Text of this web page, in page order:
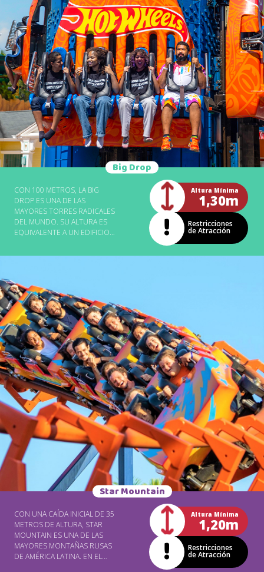
FUERZA DE LA GRAVEDAD.
Big Drop
CON 100 METROS, LA BIG
DROP ES UNA DE LAS
MAYORES TORRES RADICALES
DEL MUNDO. SU ALTURA ES
EQUIVALENTE A UN EDIFICIO
CAÍDA EL ASCENSOR LLEGA A
ATRACCIÓN PUEDEN, SIN
EMBARGO, QUEDARSE
TRANQUILOS: LA SEGURIDAD
DEL JUEGO ESTÁ
GARANTIZADA POR LA TUV
(ORGANIZACIÓN DE
VIGILANCIA TÉCNICA), DE
ALEMANIA, CONFORME
CERTIFICADO EXPEDIDO A
BETO CARRERO WORLD. EL
MONTAJE DE LA BIG DROP
EXIGIÓ EL DESPLAZAMIENTO
ESPECIAL PARA SANTA
CATARINA DE UNA GRÚA DE
PORTO ALEGRE, QUE PESA
APROXIMADAMENTE 200
TONELADAS. PARA LOS
VALIENTES AMANTES DE LA
ADRENALINA ES UN DESAFÍO Y
Altura Mínima
1,30m
Restricciones
de Atracción
Star Mountain
CON UNA CAÍDA INICIAL DE 35
METROS DE ALTURA, STAR
MOUNTAIN ES UNA DE LAS
MAYORES MONTAÑAS RUSAS
DE AMÉRICA LATINA. EN EL
Altura Mínima
1,20m
Restricciones
de Atracción